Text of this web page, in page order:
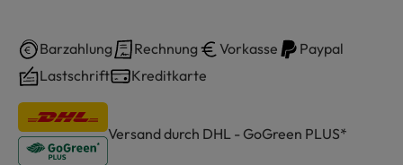
Barzahlung Rechnung Vorkasse
Paypal
Lastschrift
Kreditkarte
Versand durch DHL - GoGreen PLUS*